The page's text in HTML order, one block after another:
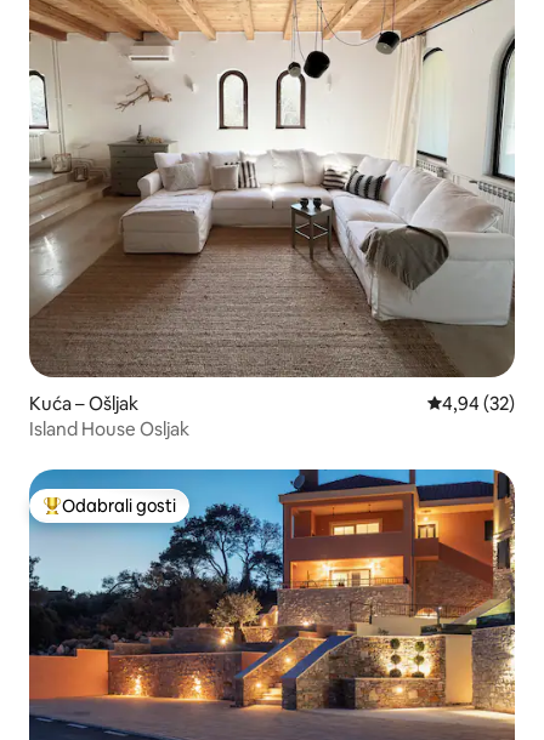
Kuća – Ošljak Prosječna
4,94 (32)
Island House Osljak
Među najviše rangiranima s oznakom „Odabrali gosti”
Odabrali gosti